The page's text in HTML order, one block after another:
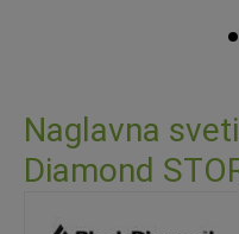
to
the
beginning
Naglavna
Diamond